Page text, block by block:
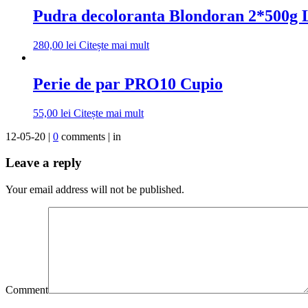
Pudra decoloranta Blondoran 2*500g
280,00 lei Citește mai mult
Perie de par PRO10 Cupio
55,00 lei Citește mai mult
12-05-20 | 0 comments | in
Leave a reply
Your email address will not be published.
Comment